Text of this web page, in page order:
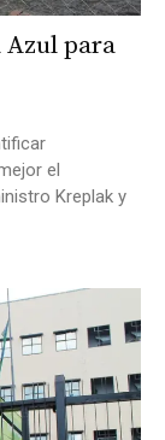
Azul para
el
Kreplak y